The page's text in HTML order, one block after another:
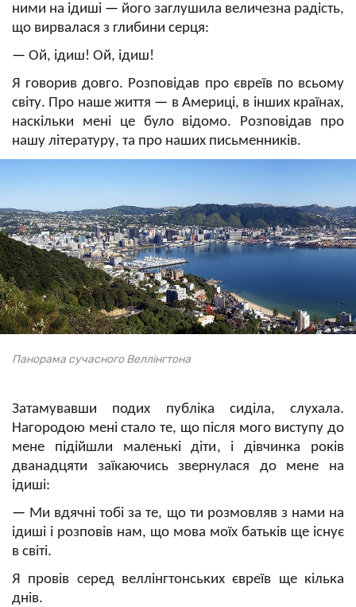
ними на ідиші — його заглушила величезна радість,
що вирвалася з глибини серця:
— Ой, ідиш! Ой, ідиш!
Я говорив довго. Розповідав про євреїв по всьому
світу. Про наше життя — в Америці, в інших країнах,
наскільки мені це було відомо. Розповідав про
нашу літературу, та про наших письменників.
Панорама сучасного Веллінгтона
Затамувавши подих публіка сиділа, слухала.
Нагородою мені стало те, що після мого виступу до
мене підійшли маленькі діти, і дівчинка років
дванадцяти заїкаючись звернулася до мене на
ідиші:
— Ми вдячні тобі за те, що ти розмовляв з нами на
ідиші і розповів нам, що мова моїх батьків ще існує
в світі.
Я провів серед веллінгтонських євреїв ще кілька
днів.